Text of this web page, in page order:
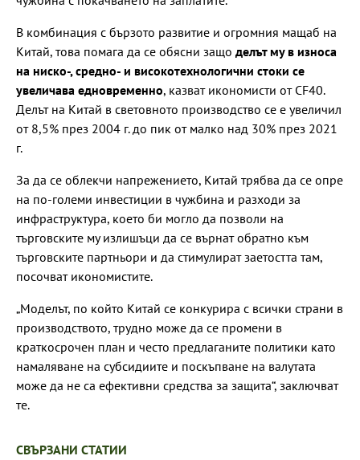
В комбинация с бързото развитие и огромния мащаб на
Китай, това помага да се обясни защо делът му в износа
на ниско-, средно- и високотехнологични стоки се
увеличава едновременно, казват икономисти от CF40.
Делът на Китай в световното производство се е увеличил
от 8,5% през 2004 г. до пик от малко над 30% през 2021
г.
За да се облекчи напрежението, Китай трябва да се опре
на по-големи инвестиции в чужбина и разходи за
инфраструктура, което би могло да позволи на
търговските му излишъци да се върнат обратно към
търговските партньори и да стимулират заетостта там,
посочват икономистите.
„Моделът, по който Китай се конкурира с всички страни в
производството, трудно може да се промени в
краткосрочен план и често предлаганите политики като
намаляване на субсидиите и поскъпване на валутата
може да не са ефективни средства за защита“, заключват
те.
СВЪРЗАНИ СТАТИИ